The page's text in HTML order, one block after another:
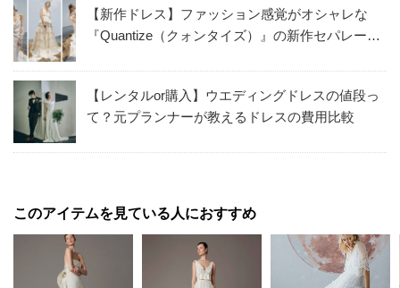
【新作ドレス】ファッション感覚がオシャレな
『Quantize（クォンタイズ）』の新作セパレート
【レンタルor購入】ウエディングドレスの値段っ
て？元プランナーが教えるドレスの費用比較
このアイテムを見ている人におすすめ